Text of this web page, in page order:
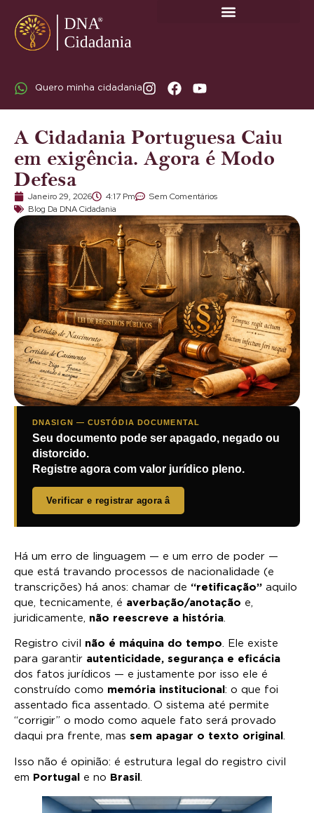
Quero minha cidadania
A Cidadania Portuguesa Caiu
em exigência. Agora é Modo
Defesa
Janeiro 29, 2026 4:17 Pm
Sem Comentários
Blog Da DNA Cidadania
DNASIGN — CUSTÓDIA DOCUMENTAL
Seu documento pode ser apagado, negado ou
distorcido.
Registre agora com valor jurídico pleno.
Verificar e registrar agora â
Há um erro de linguagem — e um erro de poder —
que está travando processos de nacionalidade (e
transcrições) há anos: chamar de “retificação” aquilo
que, tecnicamente, é averbação/anotação e,
juridicamente, não reescreve a história
Registro civil não é máquina do tempo. Ele existe
para garantir autenticidade, segurança e eficácia
dos fatos jurídicos — e justamente por isso ele é
construído como memória institucional : o que foi
assentado fica assentado. O sistema até permite
“corrigir” o modo como aquele fato será provado
daqui pra frente, mas sem apagar o texto original .
Isso não é opinião: é estrutura legal do registro civil
em Portugal e no Brasil